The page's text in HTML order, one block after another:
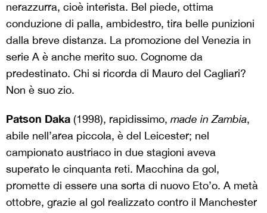
nerazzurra, cioè interista. Bel piede, ottima
conduzione di palla, ambidestro, tira belle punizioni
dalla breve distanza. La promozione del Venezia in
serie A è anche merito suo. Cognome da
predestinato. Chi si ricorda di Mauro del Cagliari?
Non è suo zio.
Patson Daka (1998), rapidissimo, made in Zambia,
abile nell’area piccola, è del Leicester; nel
campionato austriaco in due stagioni aveva
superato le cinquanta reti. Macchina da gol,
promette di essere una sorta di nuovo Eto’o. A metà
ottobre, grazie al gol realizzato contro il Manchester